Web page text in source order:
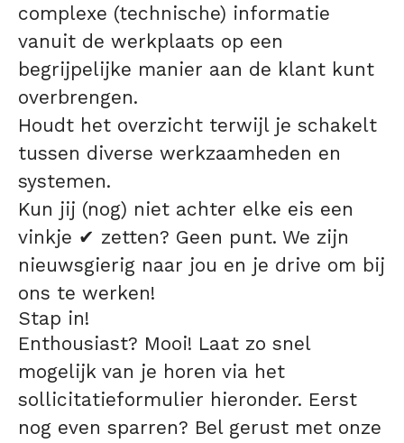
complexe (technische) informatie
vanuit de werkplaats op een
begrijpelijke manier aan de klant kunt
overbrengen.
Houdt het overzicht terwijl je schakelt
tussen diverse werkzaamheden en
systemen.
Kun jij (nog) niet achter elke eis een
vinkje ✔ zetten? Geen punt. We zijn
nieuwsgierig naar jou en je drive om bij
ons te werken!
Stap in!
Enthousiast? Mooi! Laat zo snel
mogelijk van je horen via het
sollicitatieformulier hieronder. Eerst
nog even sparren? Bel gerust met onze